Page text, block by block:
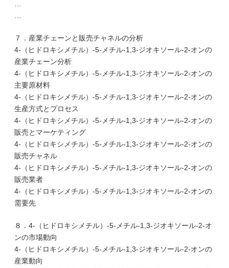
７．産業チェーンと販売チャネルの分析
4-（ヒドロキシメチル）-5-メチル-1,3-ジオキソール-2-オンの
産業チェーン分析
4-（ヒドロキシメチル）-5-メチル-1,3-ジオキソール-2-オンの
主要原材料
4-（ヒドロキシメチル）-5-メチル-1,3-ジオキソール-2-オンの
生産方式とプロセス
4-（ヒドロキシメチル）-5-メチル-1,3-ジオキソール-2-オンの
販売とマーケティング
4-（ヒドロキシメチル）-5-メチル-1,3-ジオキソール-2-オンの
販売チャネル
4-（ヒドロキシメチル）-5-メチル-1,3-ジオキソール-2-オンの
販売業者
4-（ヒドロキシメチル）-5-メチル-1,3-ジオキソール-2-オンの
需要先
８．4-（ヒドロキシメチル）-5-メチル-1,3-ジオキソール-2-オ
ンの市場動向
4-（ヒドロキシメチル）-5-メチル-1,3-ジオキソール-2-オンの
産業動向